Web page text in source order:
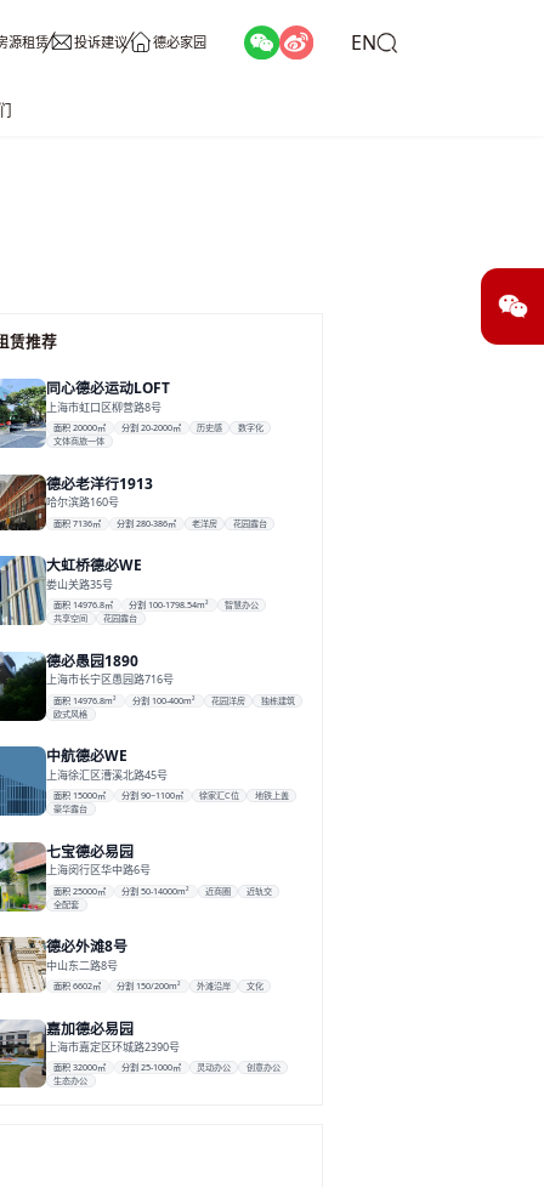
源租赁 投诉建议 德必家园 EN
赁推荐
同心德必运动LOFT
上海市虹口区柳营路8号
面积 20000㎡ 分割 20-2000㎡ 历史感
数字化
文体商旅一体
德必老洋行1913
哈尔滨路160号
面积 7136㎡ 分割 280-386㎡ 老洋房 花园露台
大虹桥德必WE
娄山关路35号
面积 14976.8㎡ 分割 100-1798.54m²
智慧办公
共享空间
花园露台
德必愚园1890
上海市长宁区愚园路716号
面积 14976.8m² 分割 100-400m² 花园洋房
独栋建筑
欧式风格
中航德必WE
上海徐汇区漕溪北路45号
面积 15000㎡ 分割 90~1100㎡ 徐家汇C位
地铁上盖
豪华露台
七宝德必易园
上海闵行区华中路6号
面积 25000㎡ 分割 50-14000m² 近商圈
近轨交
全配套
德必外滩8号
中山东二路8号
面积 6602㎡ 分割 150/200m² 外滩沿岸 文化
嘉加德必易园
上海市嘉定区环城路2390号
面积 32000㎡ 分割 25-1000㎡ 灵动办公
创意办公
生态办公